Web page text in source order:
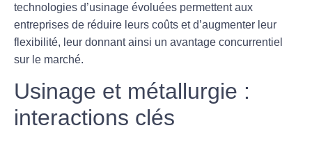
technologies d’usinage évoluées permettent aux
entreprises de réduire leurs coûts et d’augmenter leur
flexibilité, leur donnant ainsi un avantage concurrentiel
sur le marché.
Usinage et métallurgie :
interactions clés